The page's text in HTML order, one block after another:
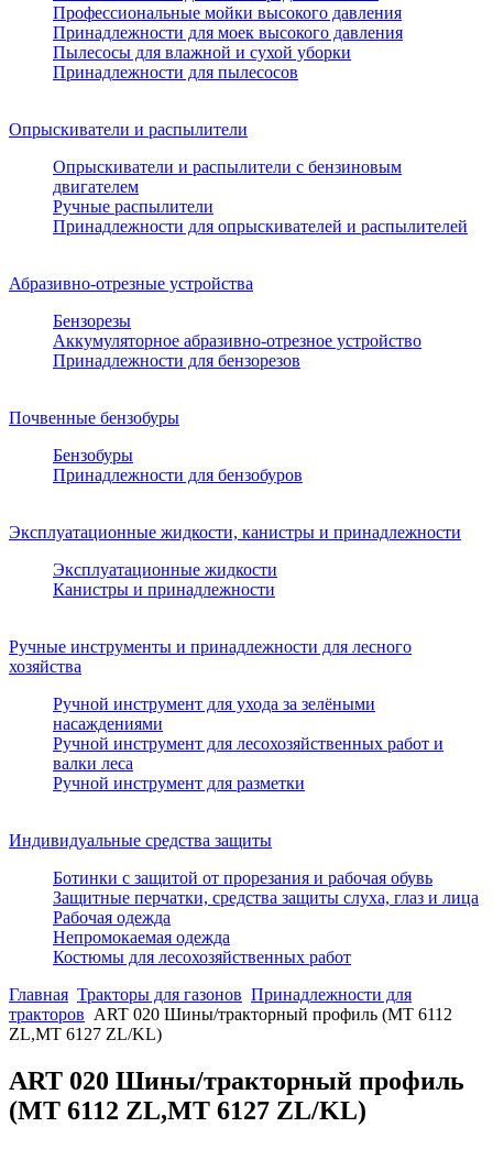
Профессиональные мойки высокого давления
Принадлежности для моек высокого давления
Пылесосы для влажной и сухой уборки
Принадлежности для пылесосов
Опрыскиватели и распылители
Опрыскиватели и распылители с бензиновым
двигателем
Ручные распылители
Принадлежности для опрыскивателей и распылителей
Абразивно-отрезные устройства
Бензорезы
Аккумуляторное абразивно-отрезное устройство
Принадлежности для бензорезов
Почвенные бензобуры
Бензобуры
Принадлежности для бензобуров
Эксплуатационные жидкости, канистры и принадлежности
Эксплуатационные жидкости
Канистры и принадлежности
Ручные инструменты и принадлежности для лесного
хозяйства
Ручной инструмент для ухода за зелёными
насаждениями
Ручной инструмент для лесохозяйственных работ и
валки леса
Ручной инструмент для разметки
Индивидуальные средства защиты
Ботинки с защитой от прорезания и рабочая обувь
Защитные перчатки, средства защиты слуха, глаз и лица
Рабочая одежда
Непромокаемая одежда
Костюмы для лесохозяйственных работ
Главная Тракторы для газонов Принадлежности для
тракторов ART 020 Шины/тракторный профиль (MT 6112
ZL,MT 6127 ZL/KL)
ART 020 Шины/тракторный профиль
(MT 6112 ZL,MT 6127 ZL/KL)